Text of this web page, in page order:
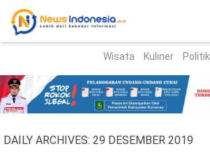
Parlemen
Wisata Kuliner Politik
DAILY ARCHIVES: 29 DESEMBER 2019